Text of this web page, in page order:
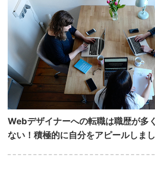
Webデザイナーへの転職は職歴が多
ない！積極的に自分をアピールしま